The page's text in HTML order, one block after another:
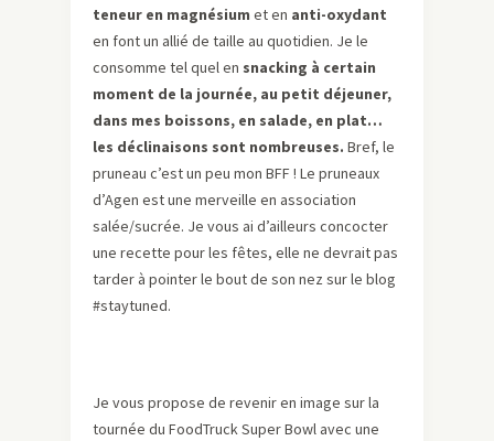
teneur en magnésium et en anti-oxydant
en font un allié de taille au quotidien. Je le
consomme tel quel en snacking à certain
moment de la journée, au petit déjeuner,
dans mes boissons, en salade, en plat…
les déclinaisons sont nombreuses. Bref, le
pruneau c’est un peu mon BFF ! Le pruneaux
d’Agen est une merveille en association
salée/sucrée. Je vous ai d’ailleurs concocter
une recette pour les fêtes, elle ne devrait pas
tarder à pointer le bout de son nez sur le blog
#staytuned.
Je vous propose de revenir en image sur la
tournée du FoodTruck Super Bowl avec une